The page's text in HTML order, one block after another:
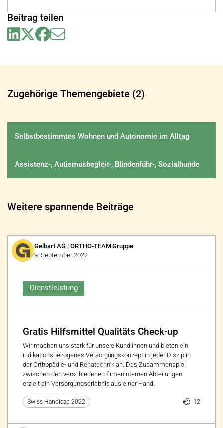
Beitrag teilen
Zugehörige Themengebiete (2)
Selbstbestimmtes Wohnen und Autonomie im Alltag
Assistenz-, Autismusbegleit-, Blindenführ-, Sozialhunde
Weitere spannende Beiträge
Gelbart AG | ORTHO-TEAM Gruppe
9. September 2022
Dienstleistung
Gratis Hilfsmittel Qualitäts Check-up
Wir machen uns stark für unsere Kund:innen und bieten ein
indikationsbezogenes Versorgungskonzept in jeder Disziplin
der Orthopädie- und Rehatechnik an. Das Zusammenspiel
zwischen den verschiedenen firmeninternen Abteilungen
erzielt ein Versorgungserlebnis aus einer Hand.
Swiss Handicap 2022 12